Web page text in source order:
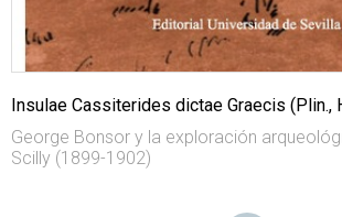
Insulae Cassiterides dictae Graecis (Plin.,
George Bonsor y la exploración
Scilly (1899-1902)